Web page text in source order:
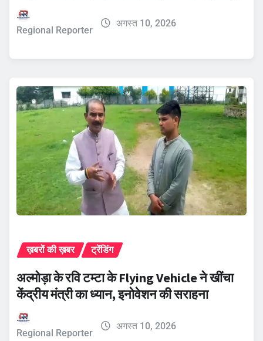
Regional Reporter
अगस्त 10, 2026
ख़बरों की ख़बर ट्रेंडिंग
अल्मोड़ा के रवि टम्टा के Flying Vehicle ने खींचा
केंद्रीय मंत्री का ध्यान, इनोवेशन की सराहना
Regional Reporter
अगस्त 10, 2026